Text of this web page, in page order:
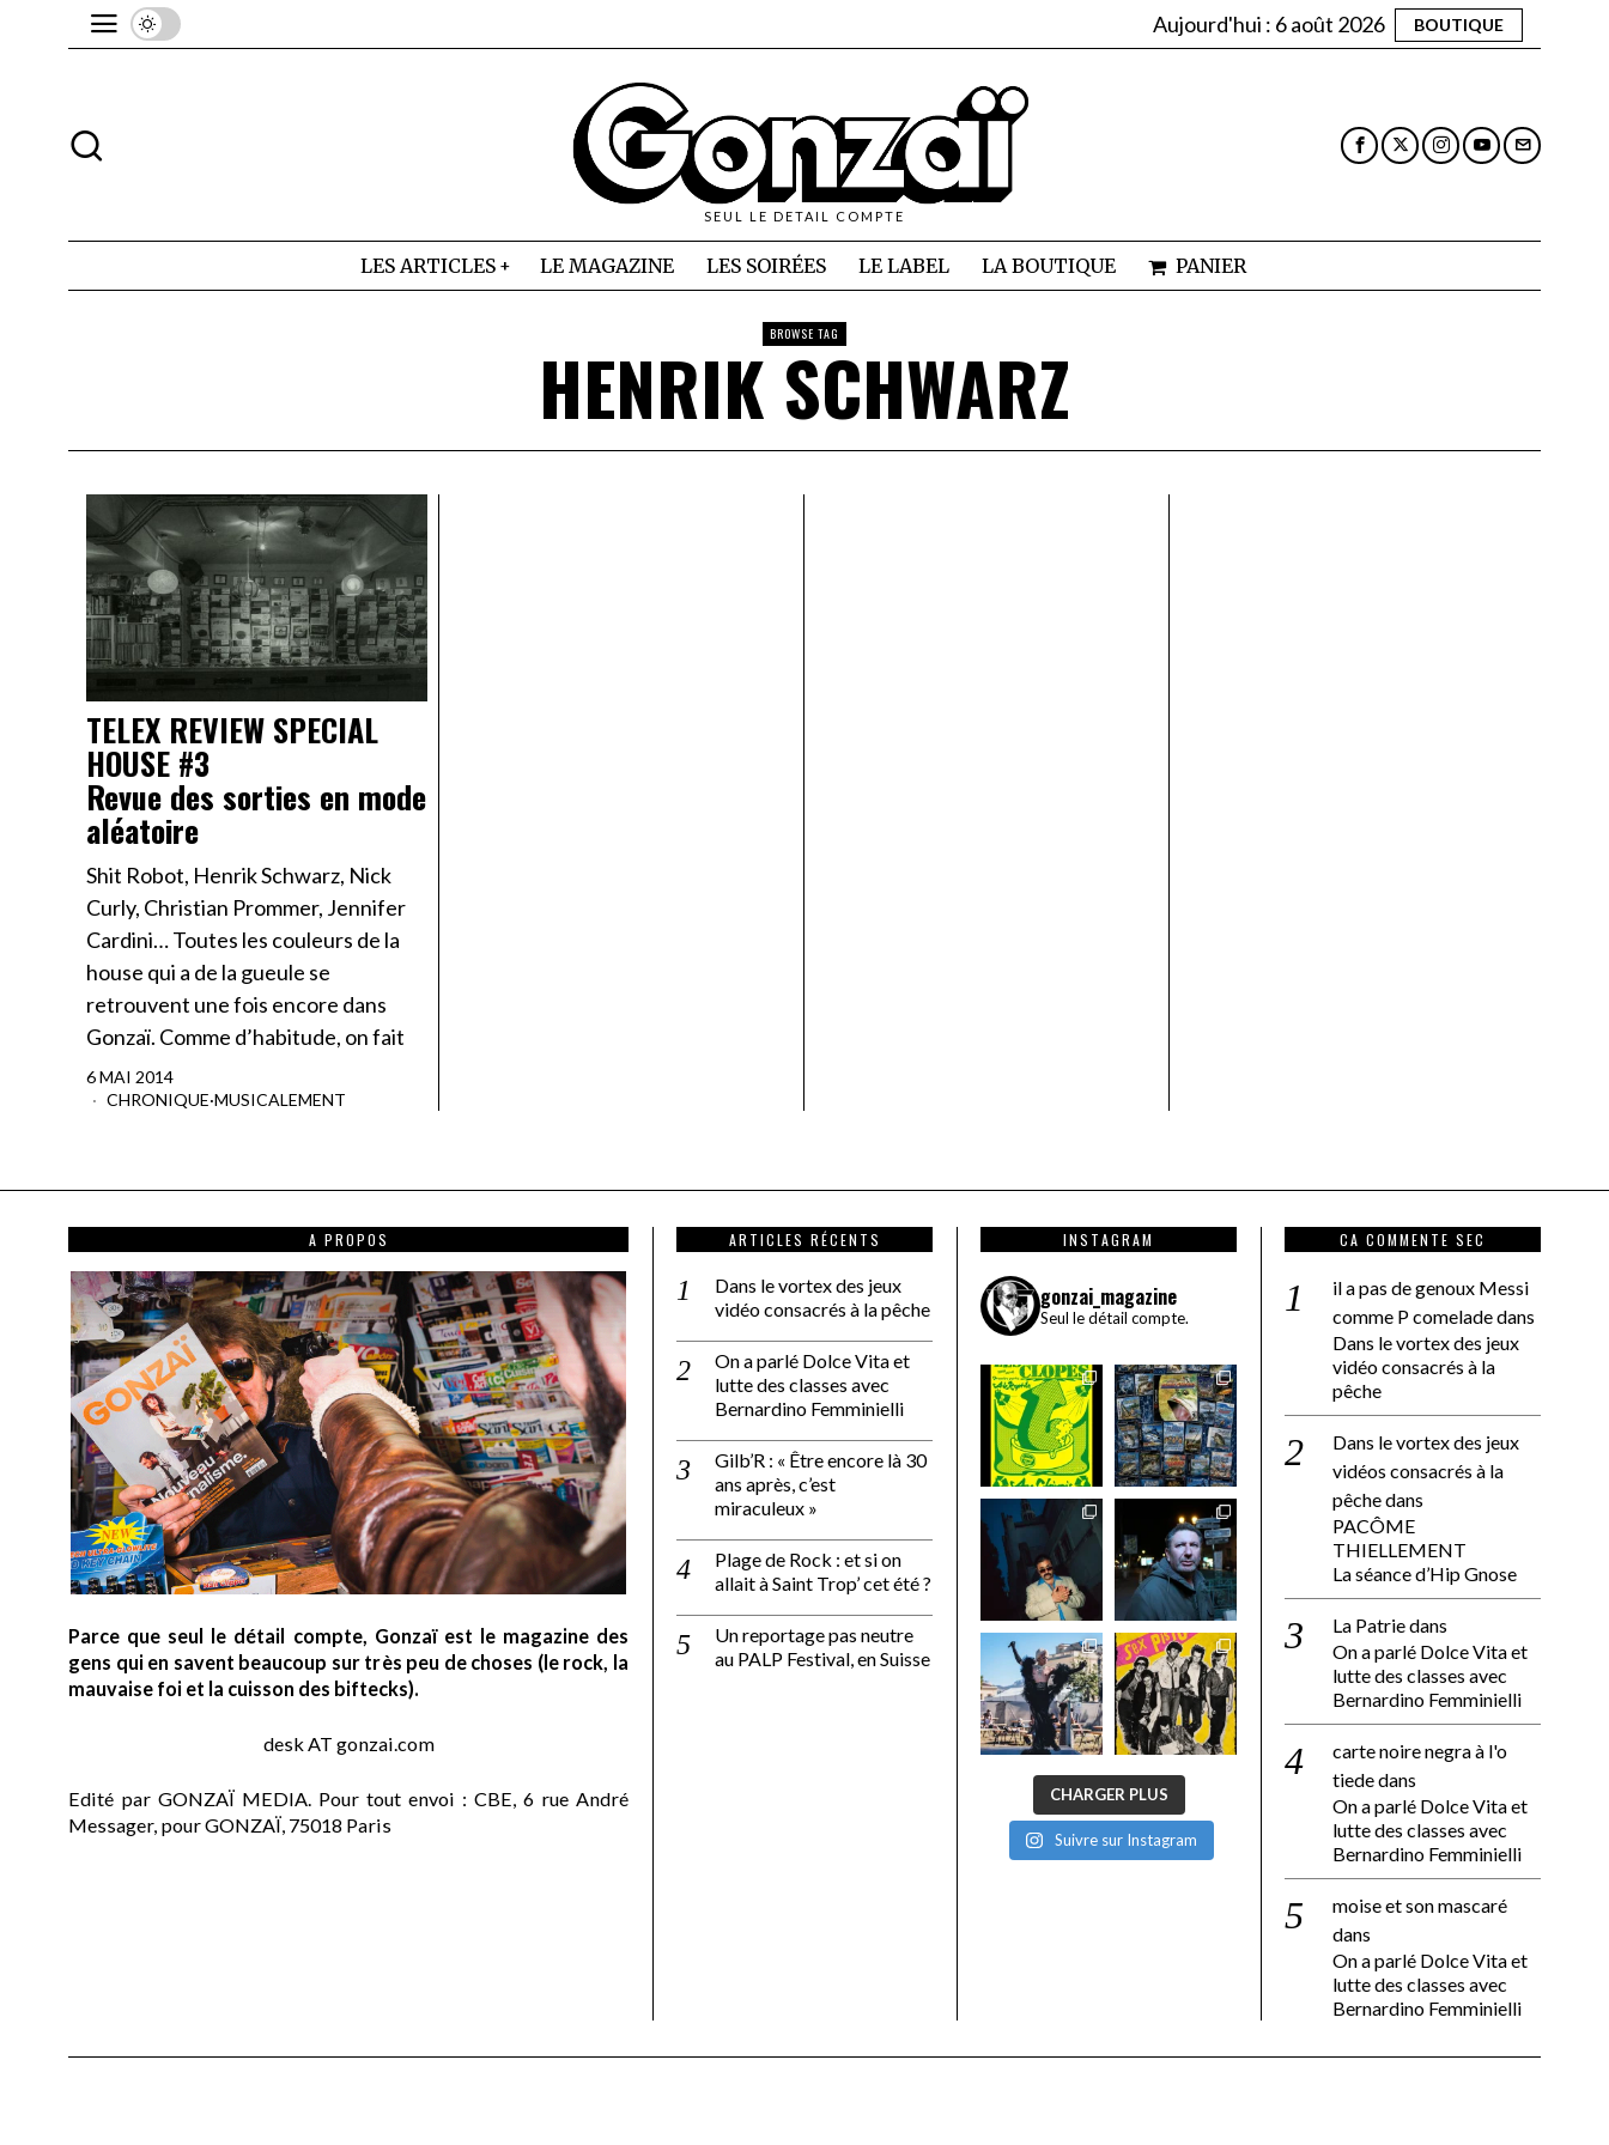
Aujourd'hui : 6 août 2026 BOUTIQUE
SEUL LE DETAIL COMPTE
LES ARTICLES LE MAGAZINE LES SOIRÉES LE LABEL LA BOUTIQUE PANIER
BROWSE TAG
HENRIK SCHWARZ
TELEX REVIEW SPECIAL
HOUSE #3
Revue des sorties en mode
aléatoire
Shit Robot, Henrik Schwarz, Nick
Curly, Christian Prommer, Jennifer
Cardini… Toutes les couleurs de la
house qui a de la gueule se
retrouvent une fois encore dans
Gonzaï. Comme d’habitude, on fait
6 MAI 2014
CHRONIQUE·MUSICALEMENT
A PROPOS
Parce que seul le détail compte, Gonzaï est le magazine des
gens qui en savent beaucoup sur très peu de choses (le rock, la
mauvaise foi et la cuisson des biftecks).
desk AT gonzai.com
Edité par GONZAÏ MEDIA. Pour tout envoi : CBE, 6 rue André
Messager, pour GONZAÏ, 75018 Paris
ARTICLES RÉCENTS
Dans le vortex des jeux
vidéo consacrés à la pêche
On a parlé Dolce Vita et
lutte des classes avec
Bernardino Femminielli
Gilb’R : « Être encore là 30
ans après, c’est
miraculeux »
Plage de Rock : et si on
allait à Saint Trop’ cet été ?
Un reportage pas neutre
au PALP Festival, en Suisse
INSTAGRAM
gonzai_magazine
Seul le détail compte.
CHARGER PLUS
Suivre sur Instagram
CA COMMENTE SEC
il a pas de genoux Messi
comme P comeladedans
Dans le vortex des jeux
vidéo consacrés à la
pêche
Dans le vortex des jeux
vidéos consacrés à la
pêchedans
PACÔME
THIELLEMENT
La séance d’Hip Gnose
La Patriedans
On a parlé Dolce Vita et
lutte des classes avec
Bernardino Femminielli
carte noire negra à l'o
tiededans
On a parlé Dolce Vita et
lutte des classes avec
Bernardino Femminielli
moise et son mascaré
dans
On a parlé Dolce Vita et
lutte des classes avec
Bernardino Femminielli